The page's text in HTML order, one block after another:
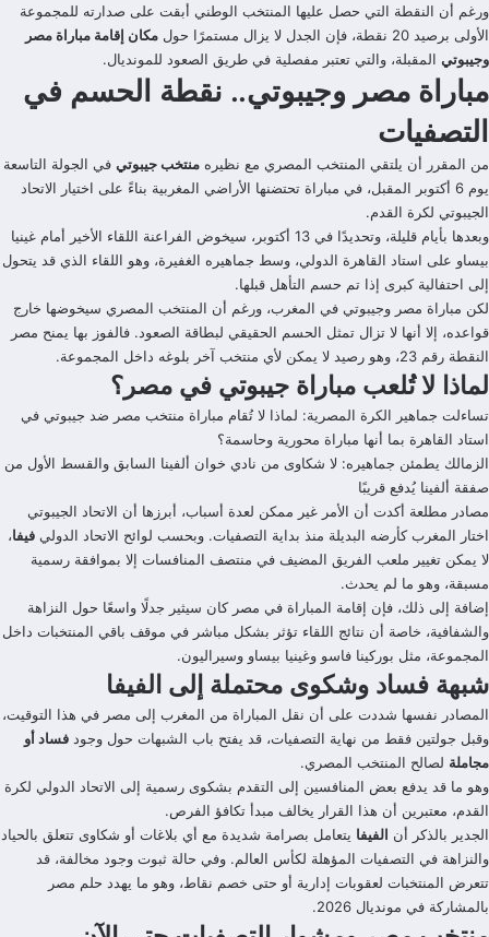
ورغم أن النقطة التي حصل عليها المنتخب الوطني أبقت على صدارته للمجموعة
الأولى برصيد 20 نقطة، فإن الجدل لا يزال مستمرًا حول
مكان إقامة مباراة مصر
وجيبوتي المقبلة، والتي تعتبر مفصلية في طريق الصعود للمونديال.
مباراة مصر وجيبوتي.. نقطة الحسم في
التصفيات
من المقرر أن يلتقي المنتخب المصري مع نظيره منتخب جيبوتي في الجولة التاسعة
يوم 6 أكتوبر المقبل، في مباراة تحتضنها الأراضي المغربية بناءً على اختيار الاتحاد
الجيبوتي لكرة القدم.
وبعدها بأيام قليلة، وتحديدًا في 13 أكتوبر، سيخوض الفراعنة اللقاء الأخير أمام غينيا
بيساو على استاد القاهرة الدولي، وسط جماهيره الغفيرة، وهو اللقاء الذي قد يتحول
إلى احتفالية كبرى إذا تم حسم التأهل قبلها.
لكن مباراة مصر وجيبوتي في المغرب، ورغم أن المنتخب المصري سيخوضها خارج
قواعده، إلا أنها لا تزال تمثل الحسم الحقيقي لبطاقة الصعود. فالفوز بها يمنح مصر
النقطة رقم 23، وهو رصيد لا يمكن لأي منتخب آخر بلوغه داخل المجموعة.
لماذا لا تُلعب مباراة جيبوتي في مصر؟
تساءلت جماهير الكرة المصرية: لماذا لا تُقام مباراة منتخب مصر ضد جيبوتي في
استاد القاهرة بما أنها مباراة محورية وحاسمة؟
الزمالك يطمئن جماهيره: لا شكاوى من نادي خوان ألفينا السابق والقسط الأول من
صفقة ألفينا يُدفع قريبًا
مصادر مطلعة أكدت أن الأمر غير ممكن لعدة أسباب، أبرزها أن الاتحاد الجيبوتي
اختار المغرب كأرضه البديلة منذ بداية التصفيات. وبحسب لوائح الاتحاد الدولي فيفا،
لا يمكن تغيير ملعب الفريق المضيف في منتصف المنافسات إلا بموافقة رسمية
مسبقة، وهو ما لم يحدث.
إضافة إلى ذلك، فإن إقامة المباراة في مصر كان سيثير جدلًا واسعًا حول النزاهة
والشفافية، خاصة أن نتائج اللقاء تؤثر بشكل مباشر في موقف باقي المنتخبات داخل
المجموعة، مثل بوركينا فاسو وغينيا بيساو وسيراليون.
شبهة فساد وشكوى محتملة إلى الفيفا
المصادر نفسها شددت على أن نقل المباراة من المغرب إلى مصر في هذا التوقيت،
وقبل جولتين فقط من نهاية التصفيات، قد يفتح باب الشبهات حول وجود فساد أو
مجاملة لصالح المنتخب المصري.
وهو ما قد يدفع بعض المنافسين إلى التقدم بشكوى رسمية إلى الاتحاد الدولي لكرة
القدم، معتبرين أن هذا القرار يخالف مبدأ تكافؤ الفرص.
الجدير بالذكر أن الفيفا يتعامل بصرامة شديدة مع أي بلاغات أو شكاوى تتعلق بالحياد
والنزاهة في التصفيات المؤهلة لكأس العالم. وفي حالة ثبوت وجود مخالفة، قد
تتعرض المنتخبات لعقوبات إدارية أو حتى خصم نقاط، وهو ما يهدد حلم مصر
بالمشاركة في مونديال 2026.